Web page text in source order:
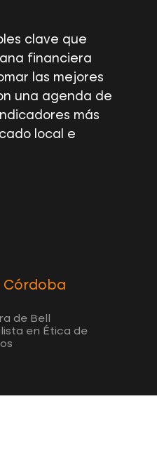
clave que
financiera
las mejores
una agenda de
más
local e
Córdoba
de Bell
en Ética de